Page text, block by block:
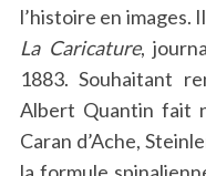
l’histoire en images.
La Caricature,
1883. Souhaitant
Albert Quantin fait
Caran d’Ache,